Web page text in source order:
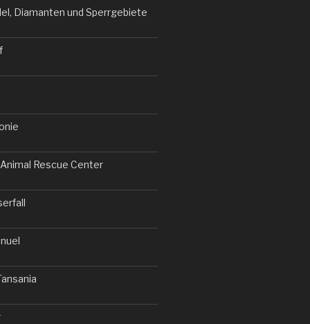
Diamanten und Sperrgebiete
Rescue Center